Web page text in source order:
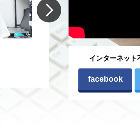
第118回は、1955年(昭和
区尾山台にある商店街
動産屋として街の顔とな
紹介します。
続きを見る
インターネット
facebook